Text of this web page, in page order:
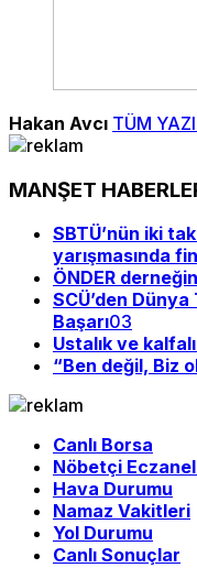
Hakan Avcı TÜM
MANŞET
SBTÜ’nün iki
yarışmasında
ÖNDER
SCÜ’den
Başarı03
Ustalık ve
“Ben değil, Biz
Canlı Borsa
Nöbetçi
Hava Durumu
Namaz Vakitleri
Yol Durumu
Canlı Sonuçlar